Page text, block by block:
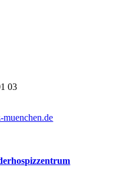
03